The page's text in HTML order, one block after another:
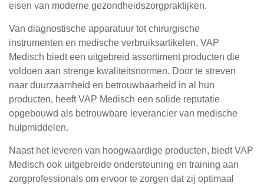
eisen van moderne gezondheidszorgpraktijken.
Van diagnostische apparatuur tot chirurgische
instrumenten en medische verbruiksartikelen, VAP
Medisch biedt een uitgebreid assortiment producten die
voldoen aan strenge kwaliteitsnormen. Door te streven
naar duurzaamheid en betrouwbaarheid in al hun
producten, heeft VAP Medisch een solide reputatie
opgebouwd als betrouwbare leverancier van medische
hulpmiddelen.
Naast het leveren van hoogwaardige producten, biedt VAP
Medisch ook uitgebreide ondersteuning en training aan
zorgprofessionals om ervoor te zorgen dat zij optimaal